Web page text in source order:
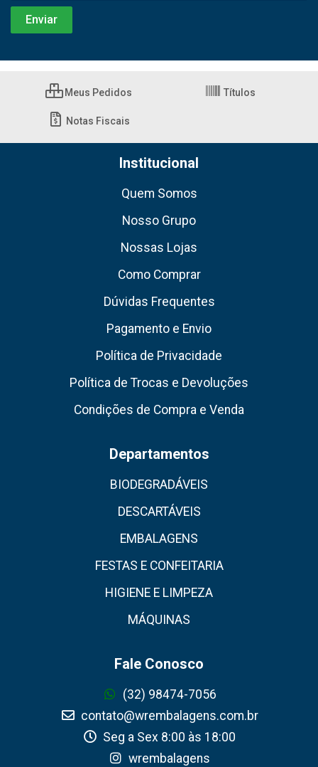
Meus Pedidos Títulos
Notas Fiscais
Institucional
Quem Somos
Nosso Grupo
Nossas Lojas
Como Comprar
Dúvidas Frequentes
Pagamento e Envio
Política de Privacidade
Política de Trocas e Devoluções
Condições de Compra e Venda
Departamentos
BIODEGRADÁVEIS
DESCARTÁVEIS
EMBALAGENS
FESTAS E CONFEITARIA
HIGIENE E LIMPEZA
MÁQUINAS
Fale Conosco
(32) 98474-7056
contato@wrembalagens.com.br
Seg a Sex 8:00 às 18:00
wrembalagens